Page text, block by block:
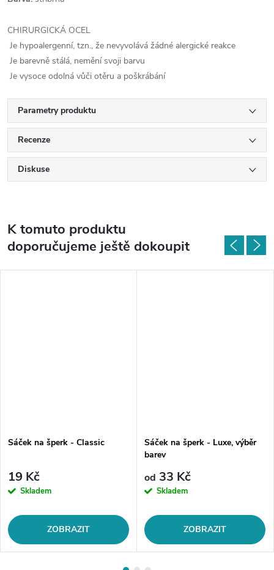
CHIRURGICKÁ OCEL
Je hypoalergenní, tzn., že nevyvolává žádné alergické reakce
Je barevně stálá, nemění svoji barvu
Je vysoce odolná vůči otěru a poškrábání
Parametry produktu
Recenze
Diskuse
K tomuto produktu
doporučujeme ještě dokoupit
Sáček na šperk - Classic
19 Kč
Skladem
ZOBRAZIT
Sáček na šperk - Luxe, výběr
barev
od 33 Kč
Skladem
ZOBRAZIT